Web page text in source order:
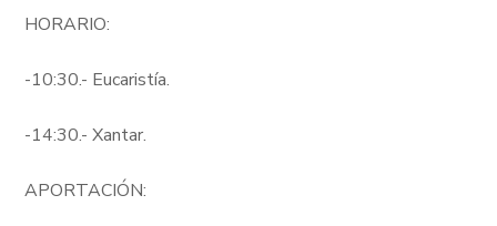
HORARIO:
-10:30.- Eucaristía.
-14:30.- Xantar.
APORTACIÓN: